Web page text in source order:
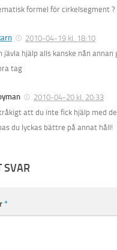
formel för cirkelsegment ?
2010-04-19 kl. 18:10
jävla hjälp alls kanske nån
tag
2010-04-20 kl. 20:33
att du inte fick hjälp med
du lyckas bättre på annat håll!
SVAR
*